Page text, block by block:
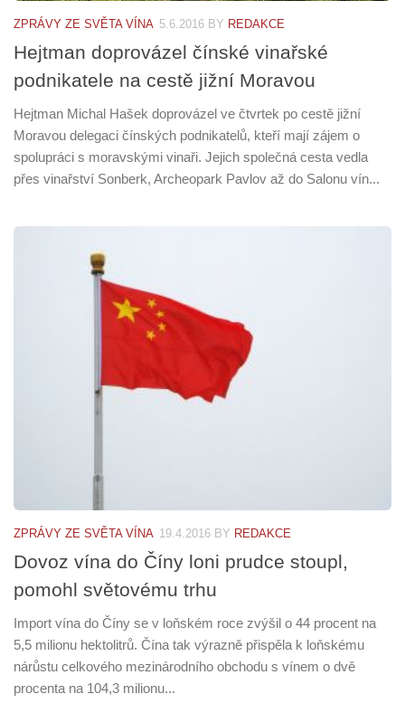
ZPRÁVY ZE SVĚTA VÍNA 5.6.2016 BY REDAKCE
Hejtman doprovázel čínské vinařské
podnikatele na cestě jižní Moravou
Hejtman Michal Hašek doprovázel ve čtvrtek po cestě jižní
Moravou delegaci čínských podnikatelů, kteří mají zájem o
spolupráci s moravskými vinaři. Jejich společná cesta vedla
přes vinařství Sonberk, Archeopark Pavlov až do Salonu vín...
ZPRÁVY ZE SVĚTA VÍNA 19.4.2016 BY REDAKCE
Dovoz vína do Číny loni prudce stoupl,
pomohl světovému trhu
Import vína do Číny se v loňském roce zvýšil o 44 procent na
5,5 milionu hektolitrů. Čína tak výrazně přispěla k loňskému
nárůstu celkového mezinárodního obchodu s vínem o dvě
procenta na 104,3 milionu...